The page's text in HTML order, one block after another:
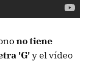
no tiene
'G' y el vídeo